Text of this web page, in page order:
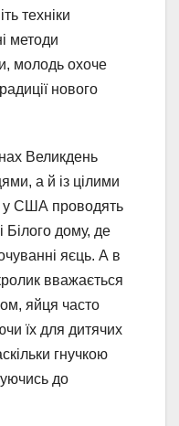
техніки
методи
молодь охоче
нового
Великдень
а й із цілими
у США проводять
Білого дому, де
яєць. А в
вважається
яйця часто
їх для дитячих
гнучкою
до